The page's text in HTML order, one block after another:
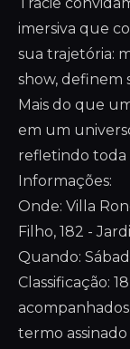
imersiva que
sua trajetória:
show, definem
Mais do que
em um
refletindo toda
Informações:
Onde: Villa
Filho, 182 -
Quando:
Classificação:
termo